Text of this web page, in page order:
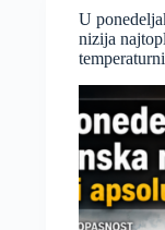
i
U
nizija